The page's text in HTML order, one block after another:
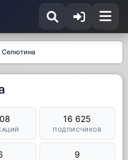
Селютина
16 625
ПОДПИСЧИКОВ
9